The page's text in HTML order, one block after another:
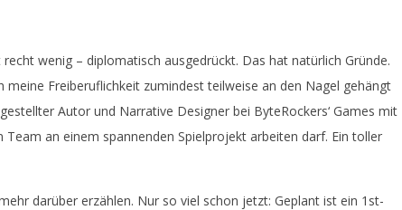
wenig – diplomatisch ausgedrückt. Das hat natürlich Gründe.
meine Freiberuflichkeit zumindest teilweise an den Nagel gehängt
Autor und Narrative Designer bei ByteRockers‘ Games mit
Team an einem spannenden Spielprojekt arbeiten darf. Ein toller
darüber erzählen. Nur so viel schon jetzt: Geplant ist ein 1st-